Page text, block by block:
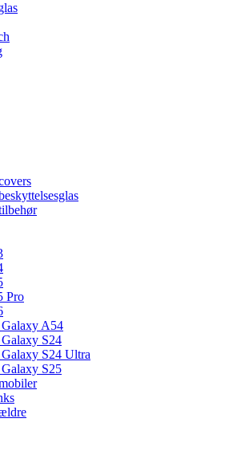
Pro
Galaxy A54
Galaxy S24
Galaxy S24 Ultra
Galaxy S25